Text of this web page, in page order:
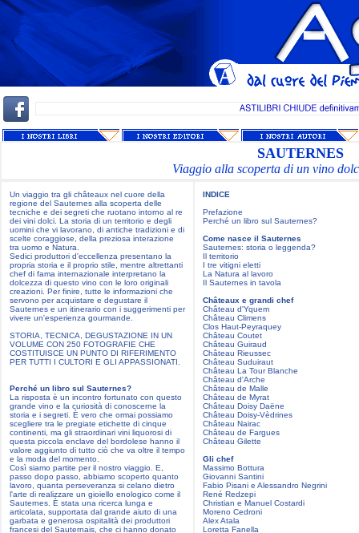
SAUTERNES
Viaggio alla scoperta di un vino
Un viaggio tra gli châteaux nel cuore della
regione del Sauternes alla scoperta delle
tecniche e dei segreti che ruotano intorno al re
dei vini dolci. La storia di un territorio e degli
uomini che vi lavorano, di antiche tradizioni e di
scelte coraggiose, della preziosa interazione
tra uomo e Natura.
Sedici produttori d'eccellenza presentano la
propria storia e il proprio stile, mentre altrettanti
chef di fama internazionale interpretano la
dolcezza di questo vino con le loro originali
creazioni. Per finire, tutte le informazioni che
servono per acquistare e degustare il
Sauternes e un itinerario con i suggerimenti per
vivere un'esperienza gourmande.
STORIA, TECNICA, DEGUSTAZIONE IN UN
VOLUME CON 250 FOTOGRAFIE CHE
COSTITUISCE UN PUNTO DI RIFERIMENTO
PER TUTTI I CULTORI E GLI APPASSIONATI.
Perché un libro sul Sauternes?
La risposta è un incontro fortunato con questo
grande vino e la curiosità di conoscerne la
storia e i segreti. È vero che ormai possiamo
scegliere tra le pregiate etichette di cinque
continenti, ma gli straordinari vini liquorosi di
questa piccola enclave del bordolese hanno il
valore aggiunto di tutto ciò che va oltre il tempo
e la moda del momento.
Così siamo partite per il nostro viaggio. E,
passo dopo passo, abbiamo scoperto quanto
lavoro, quanta perseveranza si celano dietro
l'arte di realizzare un gioiello enologico come il
Sauternes. È stata una ricerca lunga e
articolata, supportata dal grande aiuto di una
garbata e generosa ospitalità dei produttori
francesi del Sauternais, che ci hanno donato
INDICE
Prefazione
Perché un libro sul Sauternes?
Come nasce il Sauternes
Sauternes: storia o leggenda?
Il territorio
I tre vitigni eletti
La Natura al lavoro
Il Sauternes in tavola
Châteaux e grandi chef
Château d'Yquem
Château Climens
Clos Haut-Peyraquey
Château Coutet
Château Guiraud
Château Rieussec
Château Suduiraut
Château La Tour Blanche
Château d'Arche
Château de Malle
Château de Myrat
Château Doisy Daëne
Château Doisy-Vèdrines
Château Nairac
Château de Fargues
Château Gilette
Gli chef
Massimo Bottura
Giovanni Santini
Fabio Pisani e Alessandro Negrini
René Redzepi
Christian e Manuel Costardi
Moreno Cedroni
Alex Atala
Loretta Fanella